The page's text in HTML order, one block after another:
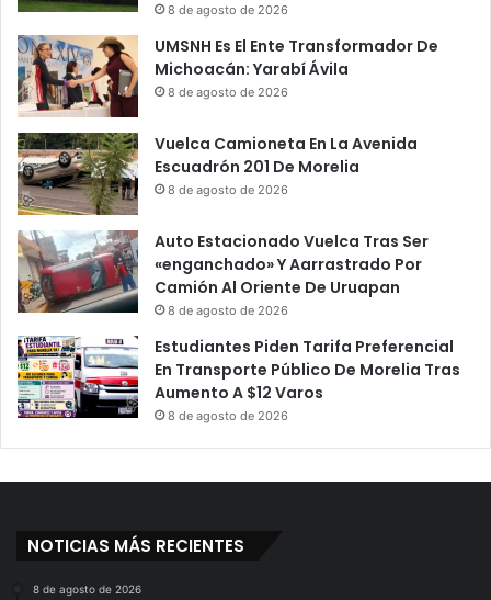
8 de agosto de 2026
UMSNH Es El Ente Transformador De
Michoacán: Yarabí Ávila
8 de agosto de 2026
Vuelca Camioneta En La Avenida
Escuadrón 201 De Morelia
8 de agosto de 2026
Auto Estacionado Vuelca Tras Ser
«enganchado» Y Aarrastrado Por
Camión Al Oriente De Uruapan
8 de agosto de 2026
Estudiantes Piden Tarifa Preferencial
En Transporte Público De Morelia Tras
Aumento A $12 Varos
8 de agosto de 2026
NOTICIAS MÁS RECIENTES
8 de agosto de 2026